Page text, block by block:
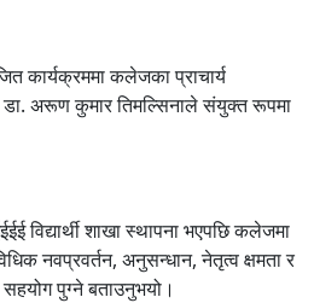
कार्यक्रममा कलेजका प्राचार्य
डा. अरूण कुमार तिमल्सिनाले संयुक्त रूपमा
विद्यार्थी शाखा स्थापना भएपछि कलेजमा
नवप्रवर्तन, अनुसन्धान, नेतृत्व क्षमता र
पुग्ने बताउनुभयो।